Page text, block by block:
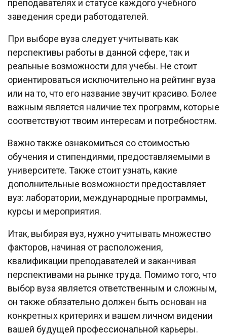
преподавателях и статусе каждого учебного
заведения среди работодателей.
При выборе вуза следует учитывать как
перспективы работы в данной сфере, так и
реальные возможности для учебы. Не стоит
ориентироваться исключительно на рейтинг вуза
или на то, что его название звучит красиво. Более
важным является наличие тех программ, которые
соответствуют твоим интересам и потребностям.
Важно также ознакомиться со стоимостью
обучения и стипендиями, предоставляемыми в
университете. Также стоит узнать, какие
дополнительные возможности предоставляет
вуз: лаборатории, международные программы,
курсы и мероприятия.
Итак, выбирая вуз, нужно учитывать множество
факторов, начиная от расположения,
квалификации преподавателей и заканчивая
перспективами на рынке труда. Помимо того, что
выбор вуза является ответственным и сложным,
он также обязательно должен быть основан на
конкретных критериях и вашем личном видении
вашей будущей профессиональной карьеры.